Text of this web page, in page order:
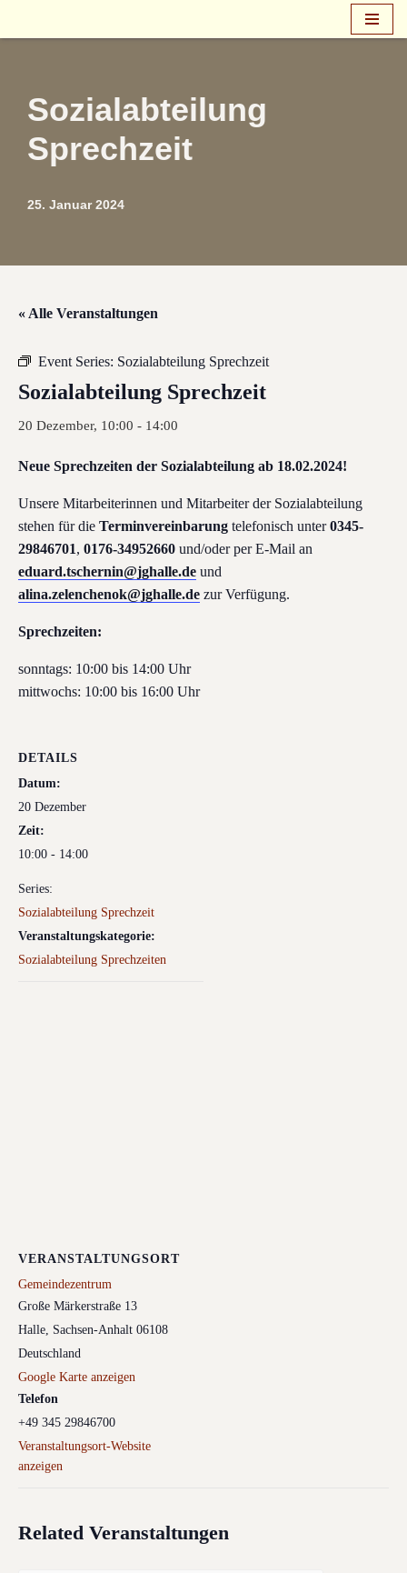
Sozialabteilung
Sprechzeit
25. Januar 2024
« Alle Veranstaltungen
Event Series: Sozialabteilung Sprechzeit
Sozialabteilung Sprechzeit
20 Dezember, 10:00 - 14:00
Neue Sprechzeiten der Sozialabteilung ab 18.02.2024!
Unsere Mitarbeiterinnen und Mitarbeiter der Sozialabteilung
stehen für die Terminvereinbarung telefonisch unter0345-
29846701, 0176-34952660 und/oder per E-Mail an
eduard.tschernin@jghalle.de und
alina.zelenchenok@jghalle.de zur Verfügung.
Sprechzeiten:
sonntags: 10:00 bis 14:00 Uhr
mittwochs: 10:00 bis 16:00 Uhr
DETAILS
Datum:
20 Dezember
Zeit:
10:00 - 14:00
Series:
Sozialabteilung Sprechzeit
Veranstaltungskategorie:
Sozialabteilung Sprechzeiten
VERANSTALTUNGSORT
Gemeindezentrum
Große Märkerstraße 13
Halle, Sachsen-Anhalt 06108
Deutschland
Google Karte anzeigen
Telefon
+49 345 29846700
Veranstaltungsort-Website
anzeigen
Related Veranstaltungen